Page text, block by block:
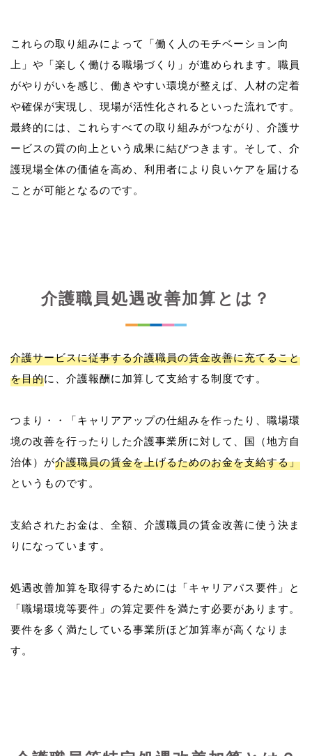
これらの取り組みによって「働く人のモチベーション向
上」や「楽しく働ける職場づくり」が進められます。職員
がやりがいを感じ、働きやすい環境が整えば、人材の定着
や確保が実現し、現場が活性化されるといった流れです。
最終的には、これらすべての取り組みがつながり、介護サ
ービスの質の向上という成果に結びつきます。そして、介
護現場全体の価値を高め、利用者により良いケアを届ける
介護職員処遇改善加算とは？
介護サービスに従事する介護職員の賃金改善に充てること
を目的に、介護報酬に加算して支給する制度です。
つまり・・「キャリアアップの仕組みを作ったり、職場環
境の改善を行ったりした介護事業所に対して、国（地方自
治体）が介護職員の賃金を上げるためのお金を支給する」
というものです。
支給されたお金は、全額、介護職員の賃金改善に使う決ま
りになっています。
処遇改善加算を取得するためには「キャリアパス要件」と
「職場環境等要件」の算定要件を満たす必要があります。
要件を多く満たしている事業所ほど加算率が高くなりま
す。